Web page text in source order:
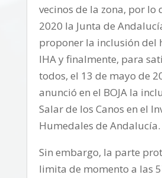
vecinos de la zona, por lo
2020 la Junta de
proponer la inclusión del
IHA y finalmente, para
todos, el 13 de mayo de
anunció en el BOJA la
Salar de los Canos en el
Humedales de Andalucía.
Sin embargo, la parte
limita de momento a las